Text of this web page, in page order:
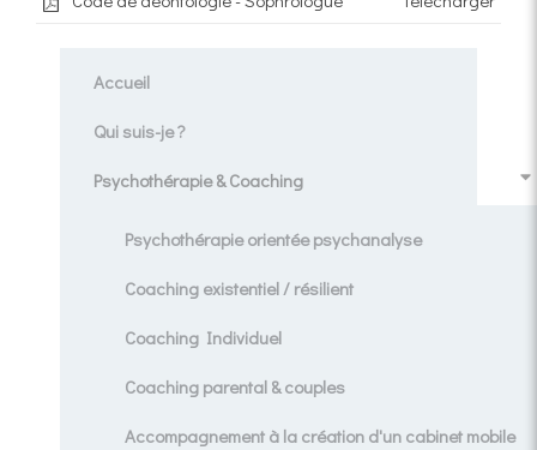
Accueil
Qui suis-je ?
Psychothérapie & Coaching
Psychothérapie orientée psychanalyse
Coaching existentiel / résilient
Coaching Individuel
Coaching parental & couples
Accompagnement à la création d'un cabinet mobile